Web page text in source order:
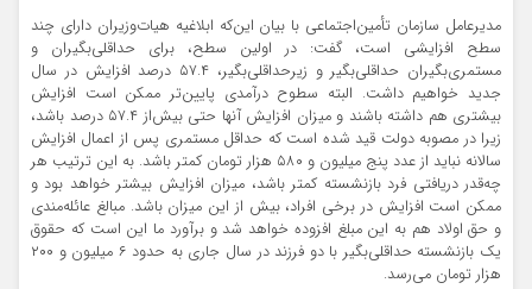
مدیرعامل سازمان تأمین‌اجتماعی با بیان این‌که ابلاغیه هیات‌وزیران دارای چند
سطح افزایشی است، گفت: در اولین سطح، برای حداقلی‌بگیران و
مستمری‌بگیران حداقلی‌بگیر و زیرحداقلی‌بگیر، ۵۷.۴ درصد افزایش در سال
جدید خواهیم داشت. البته سطوح درآمدی پایین‌تر ممکن است افزایش
بیشتری هم داشته باشند و میزان افزایش آنها حتی بیش‌از ۵۷.۴ درصد باشد،
زیرا در مصوبه دولت قید شده است که حداقل مستمری پس از اعمال افزایش
سالانه نباید از عدد پنج میلیون و ۵۸۰ هزار تومان کمتر باشد. به این ترتیب هر
چه‌قدر دریافتی فرد بازنشسته کمتر باشد، میزان افزایش بیشتر خواهد بود و
ممکن است افزایش در برخی افراد، بیش از این میزان باشد. مبالغ عائله‌مندی
و حق اولاد هم به این مبلغ افزوده خواهد شد و برآورد ما این است که حقوق
یک بازنشسته حداقلی‌بگیر با دو فرزند در سال جاری به حدود ۶ میلیون و ۲۰۰
هزار تومان می‌رسد.